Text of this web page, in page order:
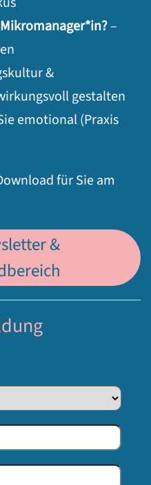
–
&
gestalten
emotional (Praxis
für Sie am
&